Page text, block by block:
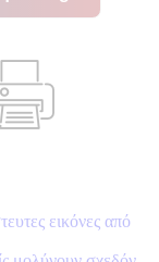
εικόνες από